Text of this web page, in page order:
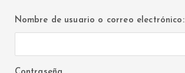
Nombre de usuario o correo electrónico: